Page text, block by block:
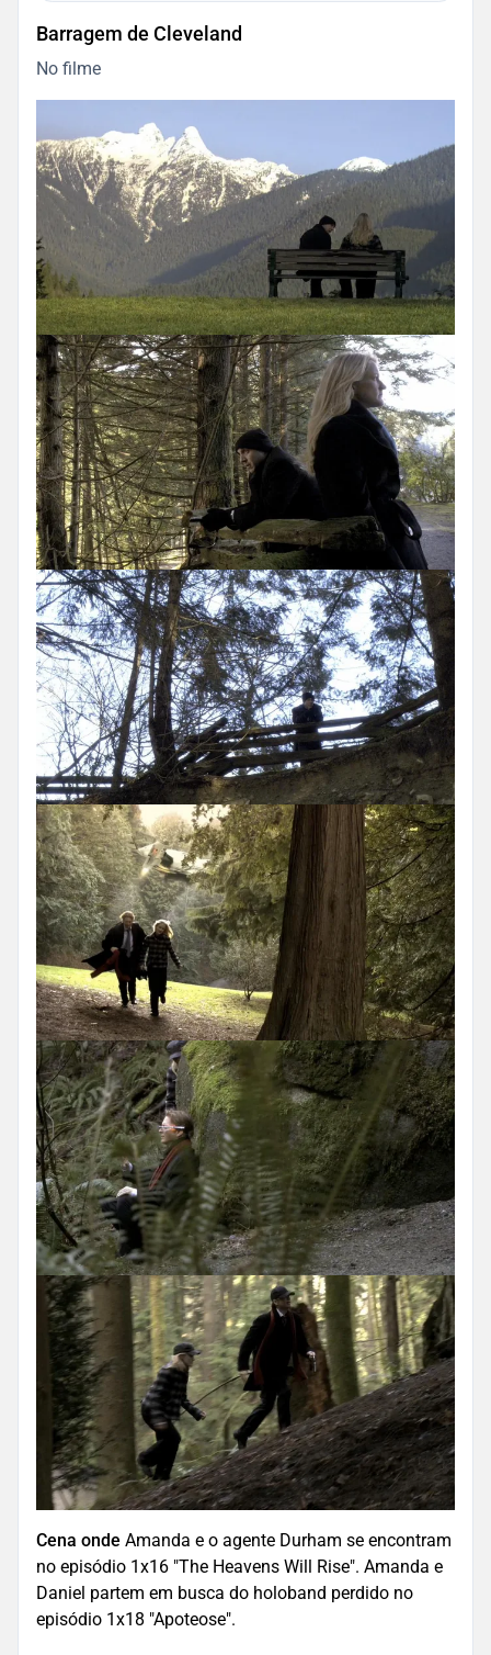
Barragem de Cleveland
No filme
Cena onde Amanda e o agente Durham se encontram
no episódio 1x16 "The Heavens Will Rise". Amanda e
Daniel partem em busca do holoband perdido no
episódio 1x18 "Apoteose".